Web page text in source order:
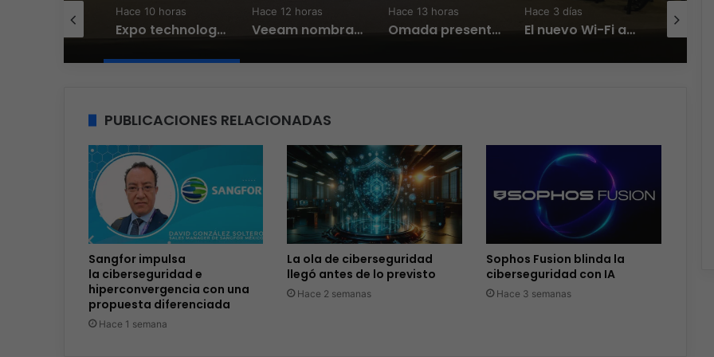
Hace 10 horas
Expo technology CDMX, nueva sede con récord de audiencia
Hace 12 horas
Veeam nombra a Fernando Zambrana Country Manager para México
Hace 13 horas
Omada presenta los nuevos Fusion Gateways que simplifican la implementación, reducen costos y aumentan la eficiencia operativa
Hace 3 días
El nuevo Wi-Fi ahora piensa, la IA transforma la conexión del día a día
PUBLICACIONES RELACIONADAS
Sangfor impulsa
la ciberseguridad e
hiperconvergencia con una
propuesta diferenciada
Hace 1 semana
La ola de ciberseguridad
llegó antes de lo previsto
Hace 2 semanas
Sophos Fusion blinda la
ciberseguridad con IA
Hace 3 semanas